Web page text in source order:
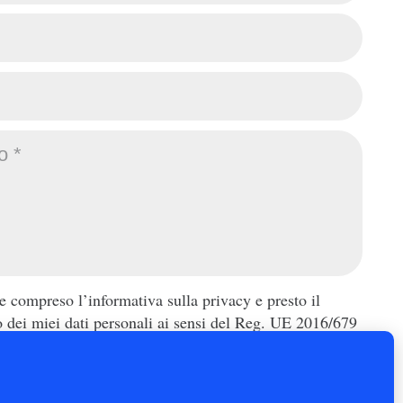
compreso l’informativa sulla privacy e presto il
dei miei dati personali ai sensi del Reg. UE 2016/679